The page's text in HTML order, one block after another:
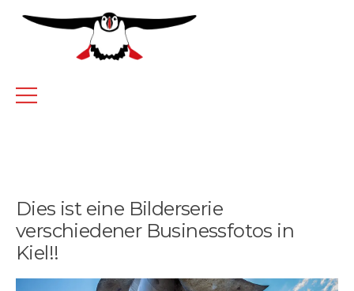
Dies ist eine Bilderserie
verschiedener Businessfotos in
Kiel!!